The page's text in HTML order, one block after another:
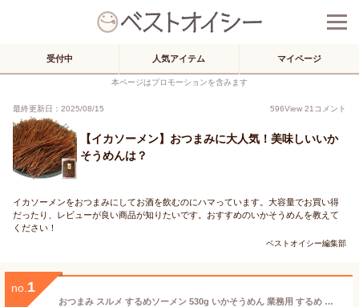
受付中 人気アイテム マイページ
本ページはプロモーションを含みます
最終更新日：2025/08/15 596View 21 コメント
【イカソーメン】おつまみに大人気！美味しいいか
そうめんは？
イカソーメンをおつまみにしてお酒を飲むのにハマっています。大容量でお買い得
だったり、レビューが良い商品が知りたいです。おすすめのいかそうめんを教えて
ください！
ベストオイシー編集部
no. 1
おつまみ スルメ するめソーメン 530g いかそうめん 業務用 するめ 駄菓子 いか するめそうめん おやつ 懐かしい おやつするめ 大容量 業務用